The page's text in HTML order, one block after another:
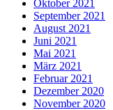
Oktober 2021
September 2021
August 2021
Juni 2021
Mai 2021
März 2021
Februar 2021
Dezember 2020
November 2020